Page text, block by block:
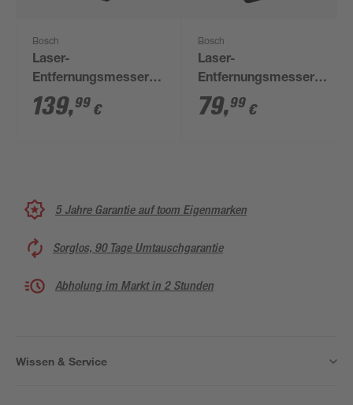
Bosch
Laser-
Entfernungsmesser
'Professional GLM
50-22' mit
139,99 €
Bosch
Laser-
Entfernungsmesser
'Professional GLM 40'
79,99 €
5 Jahre Garantie auf toom Eigenmarken
Sorglos, 90 Tage Umtauschgarantie
Abholung im Markt in 2 Stunden
Wissen & Service